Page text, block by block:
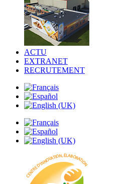
ACTU
EXTRANET
RECRUTEMENT